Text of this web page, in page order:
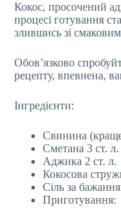
Кокос, просочений
процесі готування
злившись зі
Обов’язково
рецепту, впевнена,
Інгредієнти:
Свинина
Сметана 3 ст. л.
Аджика 2 ст. л.
Кокосова
Сіль за
Приготування: